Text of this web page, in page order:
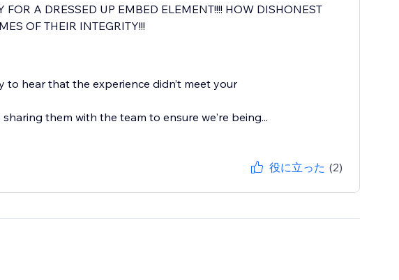
A DRESSED UP EMBED ELEMENT!!!! HOW DISHONEST
OF THEIR INTEGRITY!!!
to hear that the experience didn’t meet your
them with the team to ensure we're being...
役に立った (2)